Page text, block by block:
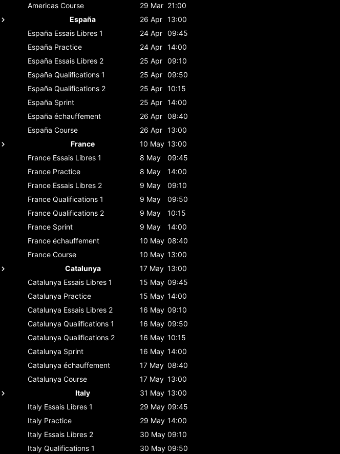
Americas Course 29 Mar 21:00
España
26 Apr 13:00
España Essais Libres 1 24 Apr 09:45
España Practice 24 Apr 14:00
España Essais Libres 2 25 Apr 09:10
España Qualifications 1 25 Apr 09:50
España Qualifications 2 25 Apr 10:15
España Sprint 25 Apr 14:00
España échauffement 26 Apr 08:40
España Course 26 Apr 13:00
France
10 May 13:00
France Essais Libres 1 8 May
09:45
France Practice 8 May
14:00
France Essais Libres 2 9 May
09:10
France Qualifications 1 9 May
09:50
France Qualifications 2 9 May
10:15
France Sprint 9 May
14:00
France échauffement 10 May 08:40
France Course 10 May 13:00
Catalunya
17 May 13:00
Catalunya Essais Libres 1 15 May 09:45
Catalunya Practice 15 May 14:00
Catalunya Essais Libres 2 16 May 09:10
Catalunya Qualifications 1 16 May 09:50
Catalunya Qualifications 2 16 May 10:15
Catalunya Sprint 16 May 14:00
Catalunya échauffement 17 May 08:40
Catalunya Course 17 May 13:00
Italy
31 May 13:00
Italy Essais Libres 1 29 May 09:45
Italy Practice 29 May 14:00
Italy Essais Libres 2 30 May 09:10
Italy Qualifications 1 30 May 09:50